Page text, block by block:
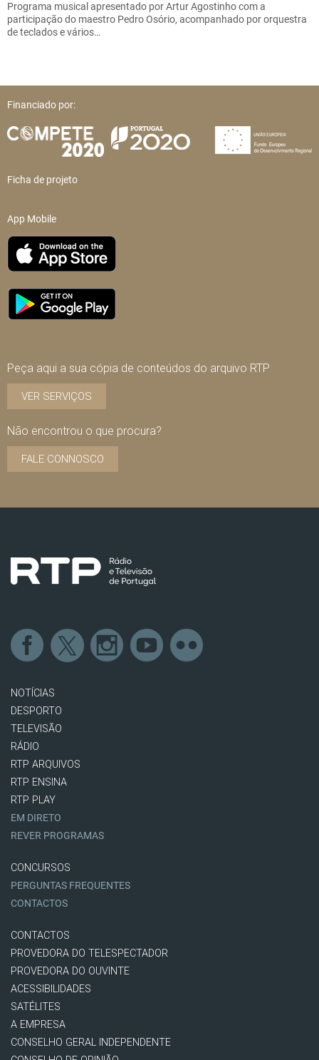
Programa musical apresentado por Artur Agostinho com a
participação do maestro Pedro Osório, acompanhado por orquestra
de teclados e vários…
Financiado por:
Ficha de projeto
App Mobile
Peça aqui a sua cópia de conteúdos do arquivo RTP
VER SERVIÇOS
Não encontrou o que procura?
FALE CONNOSCO
NOTÍCIAS
DESPORTO
TELEVISÃO
RÁDIO
RTP ARQUIVOS
RTP ENSINA
RTP PLAY
EM DIRETO
REVER PROGRAMAS
CONCURSOS
PERGUNTAS FREQUENTES
CONTACTOS
CONTACTOS
PROVEDORA DO TELESPECTADOR
PROVEDORA DO OUVINTE
ACESSIBILIDADES
SATÉLITES
A EMPRESA
CONSELHO GERAL INDEPENDENTE